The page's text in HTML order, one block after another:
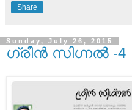
Share
Sunday, July 26, 2015
ഗ്രീൻ സിഗ്നൽ -4